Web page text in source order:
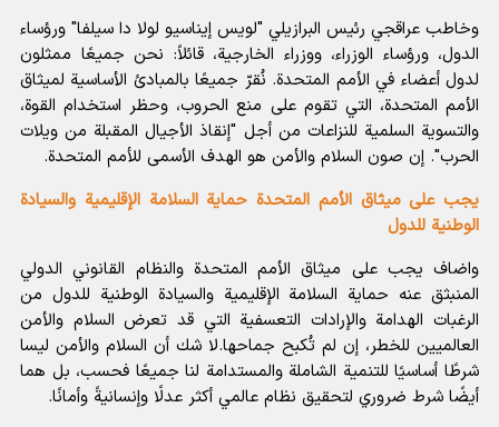
وخاطب عراقجي رئيس البرازيلي "لويس إيناسيو لولا دا سيلفا" ورؤساء
الدول، ورؤساء الوزراء، ووزراء الخارجية، قائلاً: نحن جميعًا ممثلون
لدول أعضاء في الأمم المتحدة. نُقرّ جميعًا بالمبادئ الأساسية لميثاق
الأمم المتحدة، التي تقوم على منع الحروب، وحظر استخدام القوة،
والتسوية السلمية للنزاعات من أجل "إنقاذ الأجيال المقبلة من ويلات
الحرب". إن صون السلام والأمن هو الهدف الأسمى للأمم المتحدة.
یجب على ميثاق الأمم المتحدة حماية السلامة الإقليمية والسيادة
الوطنية للدول
واضاف يجب على ميثاق الأمم المتحدة والنظام القانوني الدولي
المنبثق عنه حماية السلامة الإقليمية والسيادة الوطنية للدول من
الرغبات الهدامة والإرادات التعسفية التي قد تعرض السلام والأمن
العالميين للخطر، إن لم تُكبح جماحها.لا شك أن السلام والأمن ليسا
شرطًا أساسيًا للتنمية الشاملة والمستدامة لنا جميعًا فحسب، بل هما
أيضًا شرط ضروري لتحقيق نظام عالمي أكثر عدلًا وإنسانيةً وأمانًا.